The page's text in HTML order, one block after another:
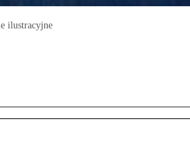
ilustracyjne